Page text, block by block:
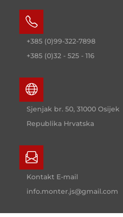
+385 (0)99-322-7898
+385 (0)32 - 525 - 116
Sjenjak br. 50, 31000 Osijek
Republika Hrvatska
Kontakt E-mail
info.monter.js@gmail.com